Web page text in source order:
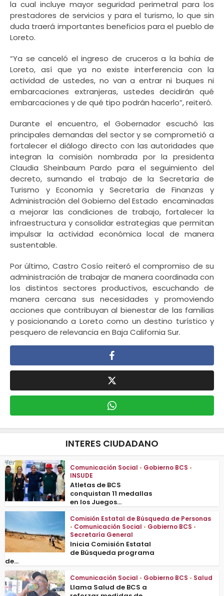
la cual incluye mayor seguridad perimetral para los
prestadores de servicios y para el turismo, lo que sin
duda traerá importantes beneficios para el pueblo de
Loreto.
“Ya se canceló el ingreso de cruceros a la bahía de
Loreto, así que ya no existe interferencia con la
actividad de ustedes, no van a entrar ni buques ni
embarcaciones extranjeras, ustedes decidirán qué
embarcaciones y de qué tipo podrán hacerlo”, reiteró.
Durante el encuentro, el Gobernador escuchó las
principales demandas del sector y se comprometió a
fortalecer el diálogo directo con las autoridades que
integran la comisión nombrada por la presidenta
Claudia Sheinbaum Pardo para el seguimiento del
decreto, sumando el trabajo de la Secretaría de
Turismo y Economía y Secretaría de Finanzas y
Administración del Gobierno del Estado encaminadas
a mejorar las condiciones de trabajo, fortalecer la
infraestructura y consolidar estrategias que permitan
impulsar la actividad económica local de manera
sustentable.
Por último, Castro Cosío reiteró el compromiso de su
administración de trabajar de manera coordinada con
los distintos sectores productivos, escuchando de
manera cercana sus necesidades y promoviendo
acciones que contribuyan al bienestar de las familias
y posicionando a Loreto como un destino turístico y
pesquero de relevancia en Baja California Sur.
INTERES CIUDADANO
Comunicación Social • Gobierno BCS •
INSUDE
Atletas de BCS
conquistan 11 medallas
en los Juegos...
Comisión Estatal de Búsqueda de Personas
• Comunicación Social • Gobierno BCS •
Secretaría General
Inicia Comisión Estatal
de Búsqueda programa
de...
Comunicación Social • Gobierno BCS • Salud
Llama Salud de BCS a